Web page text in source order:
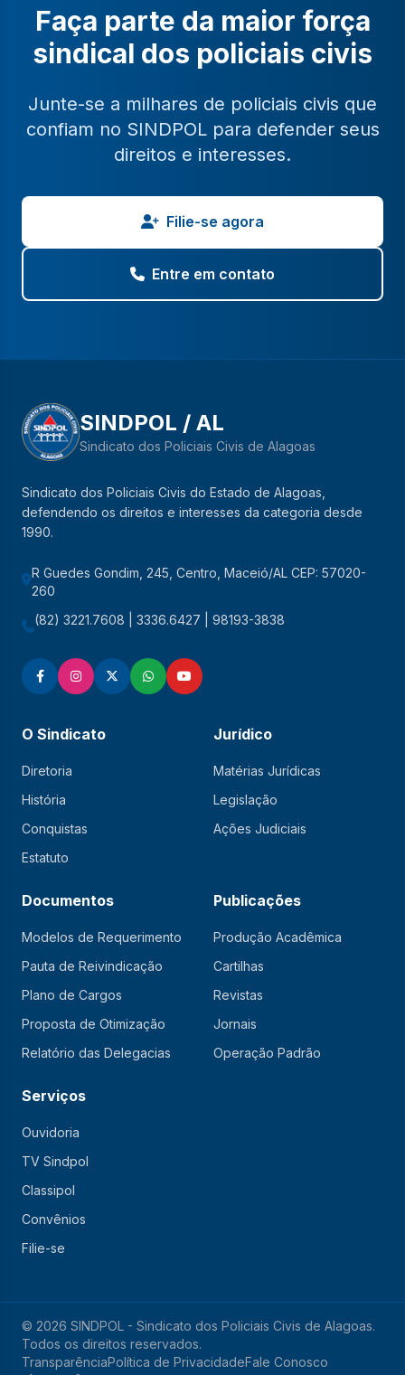
Faça parte da maior força
sindical dos policiais civis
Junte-se a milhares de policiais civis que
confiam no SINDPOL para defender seus
direitos e interesses.
Filie-se agora
Entre em contato
SINDPOL / AL
Sindicato dos Policiais Civis de Alagoas
Sindicato dos Policiais Civis do Estado de Alagoas,
defendendo os direitos e interesses da categoria desde
1990.
R Guedes Gondim, 245, Centro, Maceió/AL CEP: 57020-
260
(82) 3221.7608 | 3336.6427 | 98193-3838
O Sindicato
Diretoria
História
Conquistas
Estatuto
Jurídico
Matérias Jurídicas
Legislação
Ações Judiciais
Documentos
Modelos de Requerimento
Pauta de Reivindicação
Plano de Cargos
Proposta de Otimização
Relatório das Delegacias
Publicações
Produção Acadêmica
Cartilhas
Revistas
Jornais
Operação Padrão
Serviços
Ouvidoria
TV Sindpol
Classipol
Convênios
Filie-se
© 2026 SINDPOL - Sindicato dos Policiais Civis de Alagoas.
Todos os direitos reservados.
TransparênciaPolítica de PrivacidadeFale Conosco